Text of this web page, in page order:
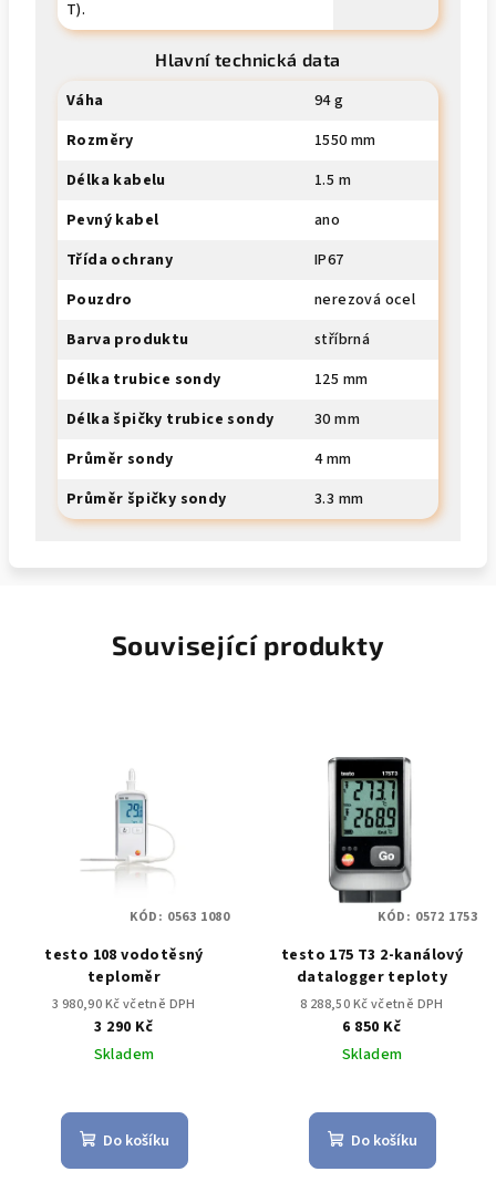
T).
Hlavní technická data
Váha
94 g
Rozměry
1550 mm
Délka kabelu
1.5 m
Pevný kabel
ano
Třída ochrany
IP67
Pouzdro
nerezová ocel
Barva produktu
stříbrná
Délka trubice sondy
125 mm
Délka špičky trubice sondy
30 mm
Průměr sondy
4 mm
Průměr špičky sondy
3.3 mm
Související produkty
testo 108 vodotěsný
teploměr
3 980,90 Kč včetně DPH
3 290 Kč
Skladem
Do košíku
KÓD: 0563 1080
testo 175 T3 2-kanálový
datalogger teploty
8 288,50 Kč včetně DPH
6 850 Kč
Skladem
Do košíku
KÓD: 0572 1753